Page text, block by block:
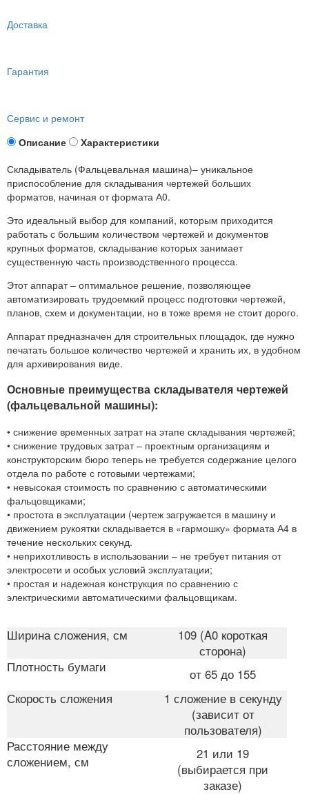
Доставка
Гарантия
Сервис и ремонт
Описание
Характеристики
Складыватель (Фальцевальная машина)– уникальное
приспособление для складывания чертежей больших
форматов, начиная от формата А0.
Это идеальный выбор для компаний, которым приходится
работать с большим количеством чертежей и документов
крупных форматов, складывание которых занимает
существенную часть производственного процесса.
Этот аппарат – оптимальное решение, позволяющее
автоматизировать трудоемкий процесс подготовки чертежей,
планов, схем и документации, но в тоже время не стоит дорого.
Аппарат предназначен для строительных площадок, где нужно
печатать большое количество чертежей и хранить их, в удобном
для архивирования виде.
Основные преимущества складывателя чертежей
(фальцевальной машины):
• снижение временных затрат на этапе складывания чертежей;
• снижение трудовых затрат – проектным организациям и
конструкторским бюро теперь не требуется содержание целого
отдела по работе с готовыми чертежами;
• невысокая стоимость по сравнению с автоматическими
фальцовщиками;
• простота в эксплуатации (чертеж загружается в машину и
движением рукоятки складывается в «гармошку» формата А4 в
течение нескольких секунд.
• неприхотливость в использовании – не требует питания от
электросети и особых условий эксплуатации;
• простая и надежная конструкция по сравнению с
электрическими автоматическими фальцовщикам.
Ширина сложения, см
109 (A0 короткая
сторона)
Плотность бумаги
от 65 до 155
Скорость сложения
1 сложение в секунду
(зависит от
пользователя)
Расстояние между
сложением, см
21 или 19
(выбирается при
заказе)